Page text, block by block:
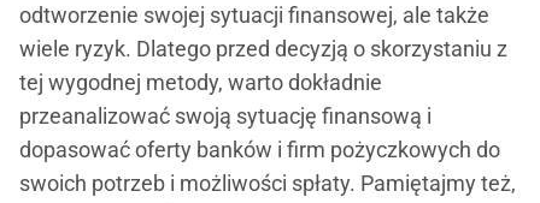
odtworzenie swojej sytuacji finansowej, ale także
wiele ryzyk. Dlatego przed decyzją o skorzystaniu z
tej wygodnej metody, warto dokładnie
przeanalizować swoją sytuację finansową i
dopasować oferty banków i firm pożyczkowych do
swoich potrzeb i możliwości spłaty. Pamiętajmy też,